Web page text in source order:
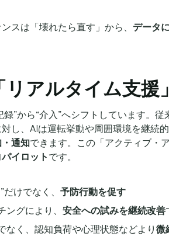
スは「壊れたら直す」から、 データ
アルタイム支援
録”から“介入”へシフトしています。
し、AIは運転挙動や周囲環境を継続的
通知できます。この「アクティブ・
イロットです。
けでなく、 予防行動を促す
ングにより、 安全への試みを継続改善
なく、認知負荷や心理状態などより微